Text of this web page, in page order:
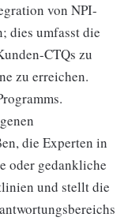
von NPI-
dies umfasst die
CTQs zu
zu erreichen.
die Experten in
oder gedankliche
und stellt die